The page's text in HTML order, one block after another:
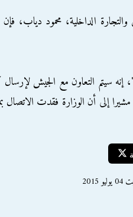
الداخلية، محمود دياب، فإن
إنه سيتم التعاون مع الجيش
مشيرا إلى أن الوزارة فقدت الاتصال